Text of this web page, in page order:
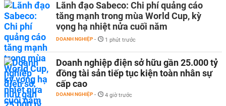
Lãnh đạo Sabeco: Chi phí quảng cáo
tăng mạnh trong mùa World Cup, kỳ
vọng hạ nhiệt nửa cuối năm
DOANH NGHIỆP - 1 phút trước
Doanh nghiệp điện sở hữu gần 25.000 tỷ
đồng tài sản tiếp tục kiện toàn nhân sự
cấp cao
DOANH NGHIỆP - 4 giờ trước